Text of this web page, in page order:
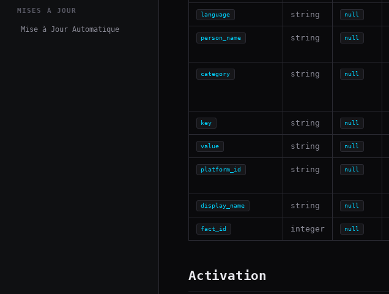
MISES À JOUR
Mise à Jour Automatique
language string null
person_name string null
category string null
key string null
value string null
platform_id string null
display_name string null
fact_id integer null
Activation